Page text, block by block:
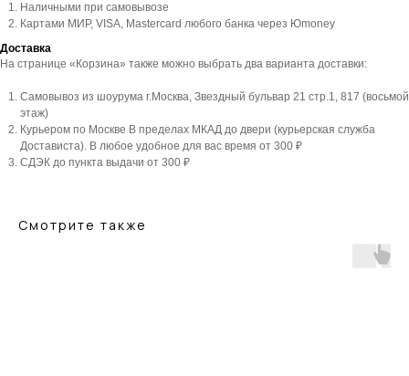
Наличными при самовывозе
Картами МИР, VISA, Mastercard любого банка через Юmoney
Доставка
На странице «Корзина» также можно выбрать два варианта доставки:
Самовывоз из шоурума г.Москва, Звездный бульвар 21 стр.1, 817 (восьмой
этаж)
Курьером по Москве В пределах МКАД до двери (курьерская служба
Достависта). В любое удобное для вас время от 300 ₽
СДЭК до пункта выдачи от 300 ₽
Смотрите также